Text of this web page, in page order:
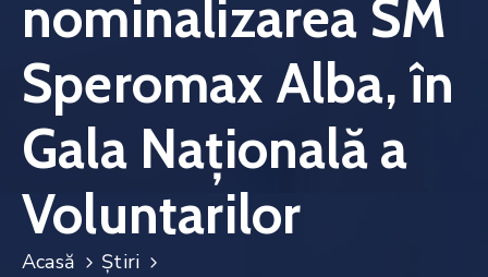
Multiplă
Asistență
&
Suport
de
ajutor
nominalizarea SM
Speromax Alba, în
Gala Națională a
Voluntarilor
Acasă
Știri